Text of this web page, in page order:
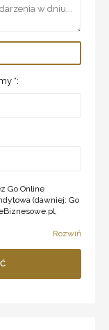
*:
Go Online
(dawniej: Go
Rozwiń